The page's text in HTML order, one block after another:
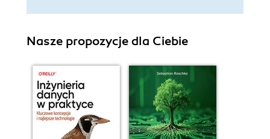
Nasze propozycje dla Ciebie